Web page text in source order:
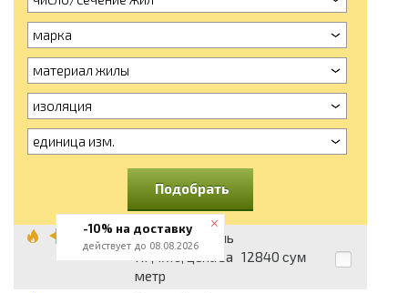
марка
материал жилы
изоляция
единица изм.
Подобрать
Силовой кабель
КГ, 1х16, цена за
метр
12840 сум
-10% на доставку
действует до 08.08.2026